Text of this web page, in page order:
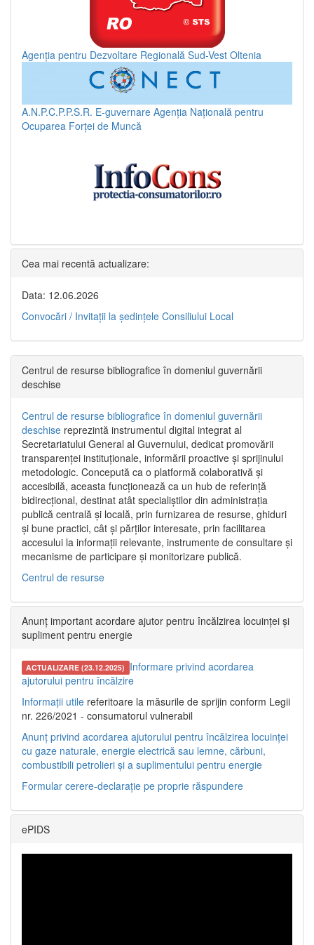
Agenția pentru Dezvoltare Regională Sud-Vest Oltenia
A.N.P.C.P.P.S.R. E-guvernare Agenția Națională pentru
Ocuparea Forței de Muncă
Cea mai recentă actualizare:
Data: 12.06.2026
Convocări / Invitaţii la şedinţele Consiliului Local
Centrul de resurse bibliografice în domeniul guvernării
deschise
Centrul de resurse bibliografice în domeniul guvernării
deschise reprezintă instrumentul digital integrat al
Secretariatului General al Guvernului, dedicat promovării
transparenței instituționale, informării proactive și sprijinului
metodologic. Concepută ca o platformă colaborativă și
accesibilă, aceasta funcționează ca un hub de referință
bidirecțional, destinat atât specialiștilor din administrația
publică centrală și locală, prin furnizarea de resurse, ghiduri
și bune practici, cât și părților interesate, prin facilitarea
accesului la informații relevante, instrumente de consultare și
mecanisme de participare și monitorizare publică.
Centrul de resurse
Anunț important acordare ajutor pentru încălzirea locuinței și
supliment pentru energie
ACTUALIZARE (23.12.2025) Informare privind acordarea
ajutorului pentru încălzire
Informații utile referitoare la măsurile de sprijin conform Legii
nr. 226/2021 - consumatorul vulnerabil
Anunț privind acordarea ajutorului pentru încălzirea locuinței
cu gaze naturale, energie electrică sau lemne, cărbuni,
combustibili petrolieri și a suplimentului pentru energie
Formular cerere-declarație pe proprie răspundere
ePIDS